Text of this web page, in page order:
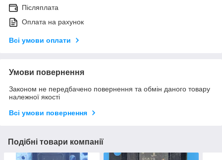
Післяплата
Оплата на рахунок
Всі умови оплати
Умови повернення
Законом не передбачено повернення та обмін даного товару
належної якості
Всі умови повернення
Подібні товари компанії